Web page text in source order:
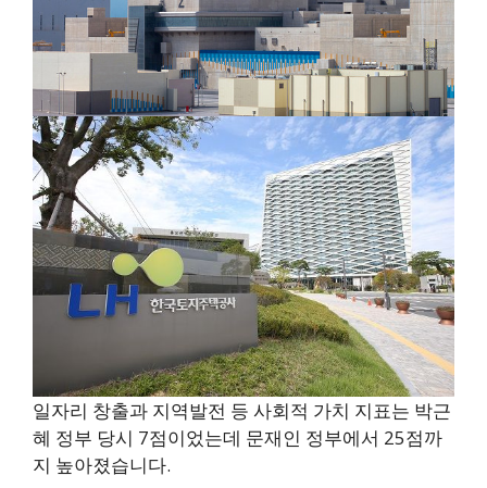
일자리 창출과 지역발전 등 사회적 가치 지표는 박근
혜 정부 당시 7점이었는데 문재인 정부에서 25점까
지 높아졌습니다.